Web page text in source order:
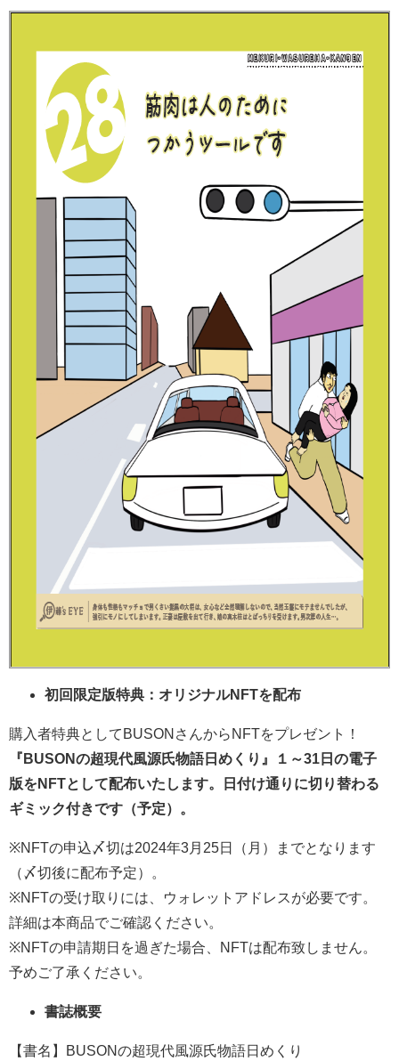
初回限定版特典：オリジナルNFTを配布
購入者特典としてBUSONさんからNFTをプレゼント！
『BUSONの超現代風源氏物語日めくり』１～31日の電子
版をNFTとして配布いたします。日付け通りに切り替わる
ギミック付きです（予定）。
※NFTの申込〆切は2024年3月25日（月）までとなります
（〆切後に配布予定）。
※NFTの受け取りには、ウォレットアドレスが必要です。
詳細は本商品でご確認ください。
※NFTの申請期日を過ぎた場合、NFTは配布致しません。
予めご了承ください。
書誌概要
【書名】BUSONの超現代風源氏物語日めくり